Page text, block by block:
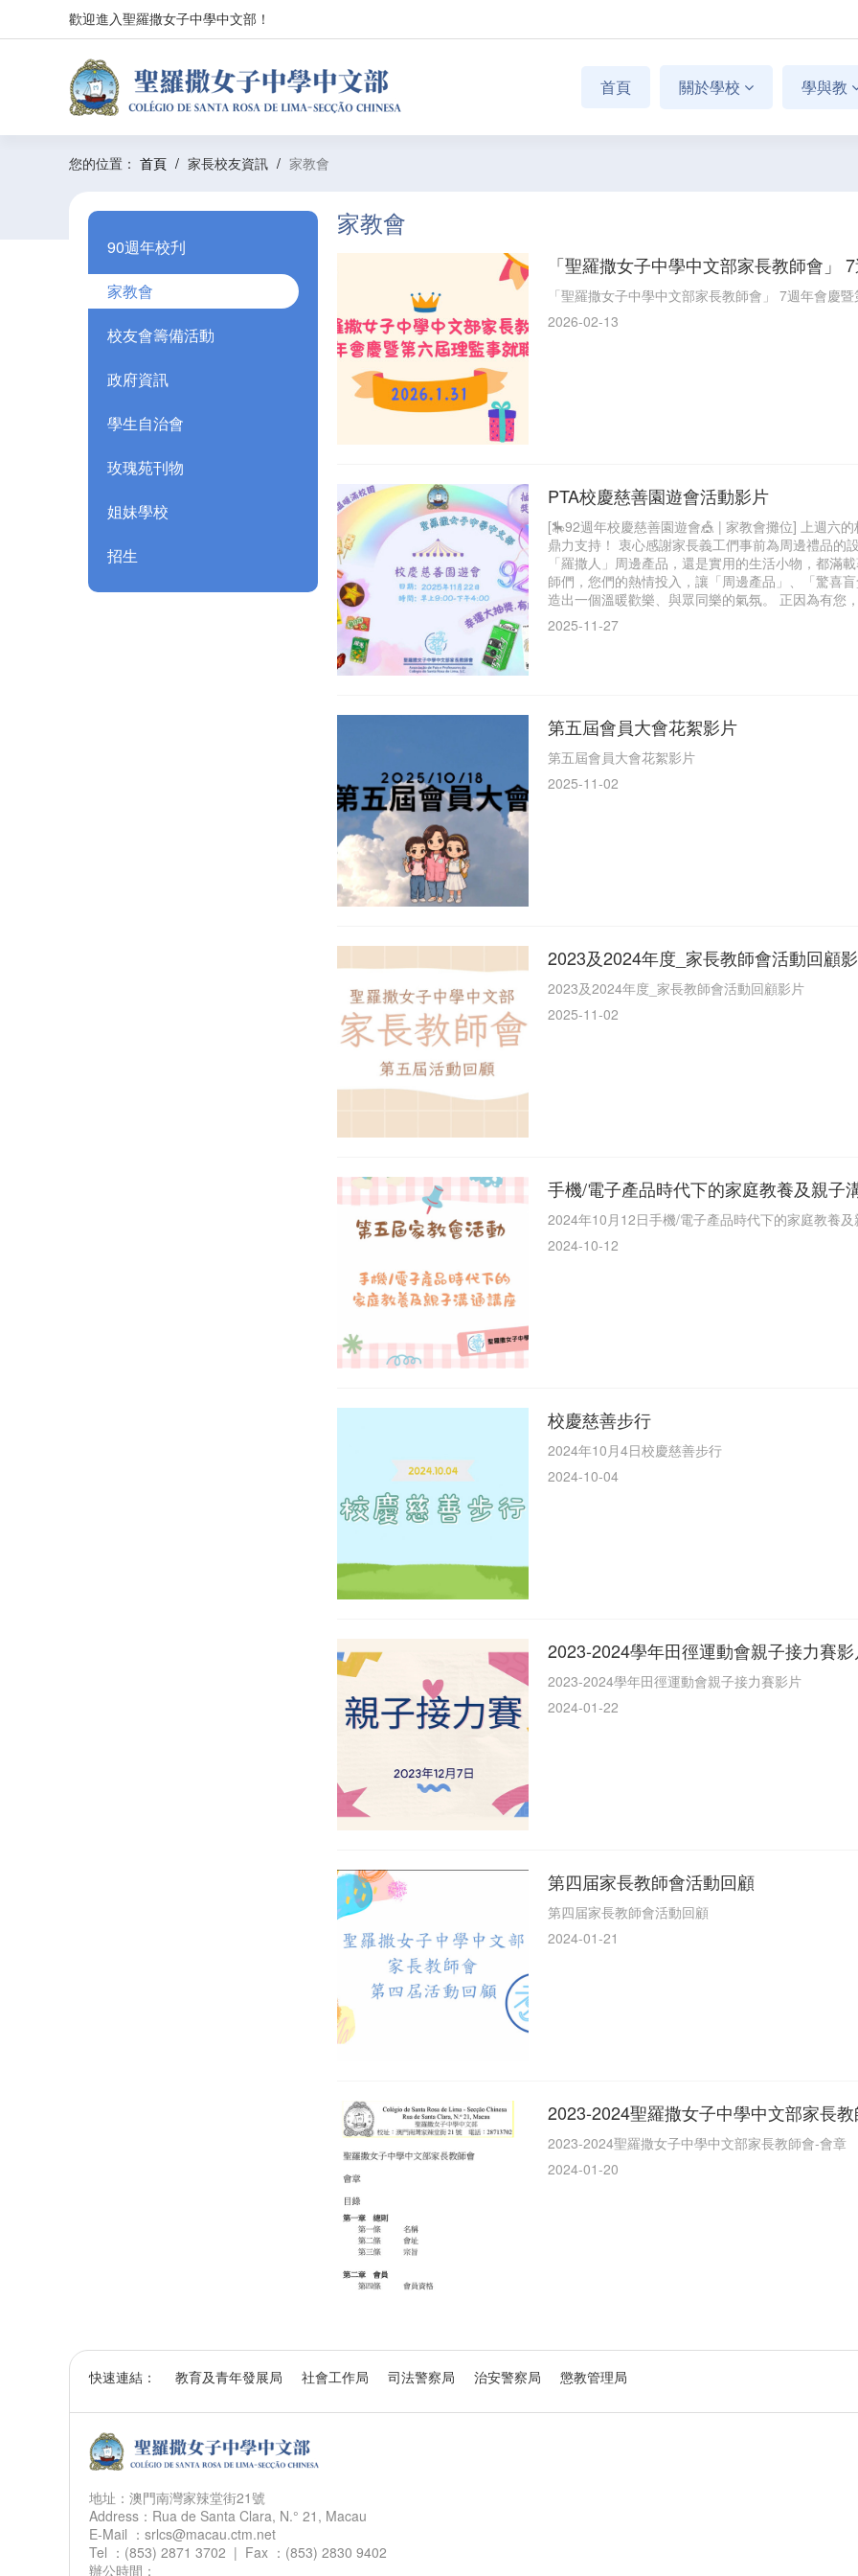
歡迎進入聖羅撒女子中學中文部！
首頁 關於學校 學與教
您的位置： 首頁 / 家長校友資訊 / 家教會
90週年校刋
家教會
校友會籌備活動
政府資訊
學生自治會
玫瑰苑刊物
姐妹學校
招生
家教會
「聖羅撒女子中學中文部家長教師會」
「聖羅撒女子中學中文部家長教師會」 7週年會慶
2026-02-13
PTA校慶慈善園遊會活動影片
[🎠92週年校慶慈善園遊會🎪 | 家教會攤位] 上週六
鼎力支持！ 衷心感謝家長義工們事前為周邊禮品的
「羅撒人」周邊產品，還是實用的生活小物，都滿
師們，您們的熱情投入，讓「周邊產品」、「驚喜
造出一個溫暖歡樂、與眾同樂的氣氛。 正因為有您
2025-11-27
第五屆會員大會花絮影片
第五屆會員大會花絮影片
2025-11-02
2023及2024年度_家長教師會活動回顧
2023及2024年度_家長教師會活動回顧影片
2025-11-02
手機/電子產品時代下的家庭教養及親子
2024年10月12日手機/電子產品時代下的家庭教養
2024-10-12
校慶慈善步行
2024年10月4日校慶慈善步行
2024-10-04
2023-2024學年田徑運動會親子接力賽
2023-2024學年田徑運動會親子接力賽影片
2024-01-22
第四届家長教師會活動回顧
第四届家長教師會活動回顧
2024-01-21
2023-2024聖羅撒女子中學中文部家長
2023-2024聖羅撒女子中學中文部家長教師會-會章
2024-01-20
快速連結： 教育及青年發展局 社會工作局 司法警察局 治安警察局 懲教管理局
地址：澳門南灣家辣堂街21號
Address：Rua de Santa Clara, N.° 21, Macau
E-Mail ：srlcs@macau.ctm.net
Tel ：(853) 2871 3702 | Fax ：(853) 2830 9402
辦公時間：